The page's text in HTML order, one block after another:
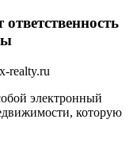
realty.ru
электронный
которую